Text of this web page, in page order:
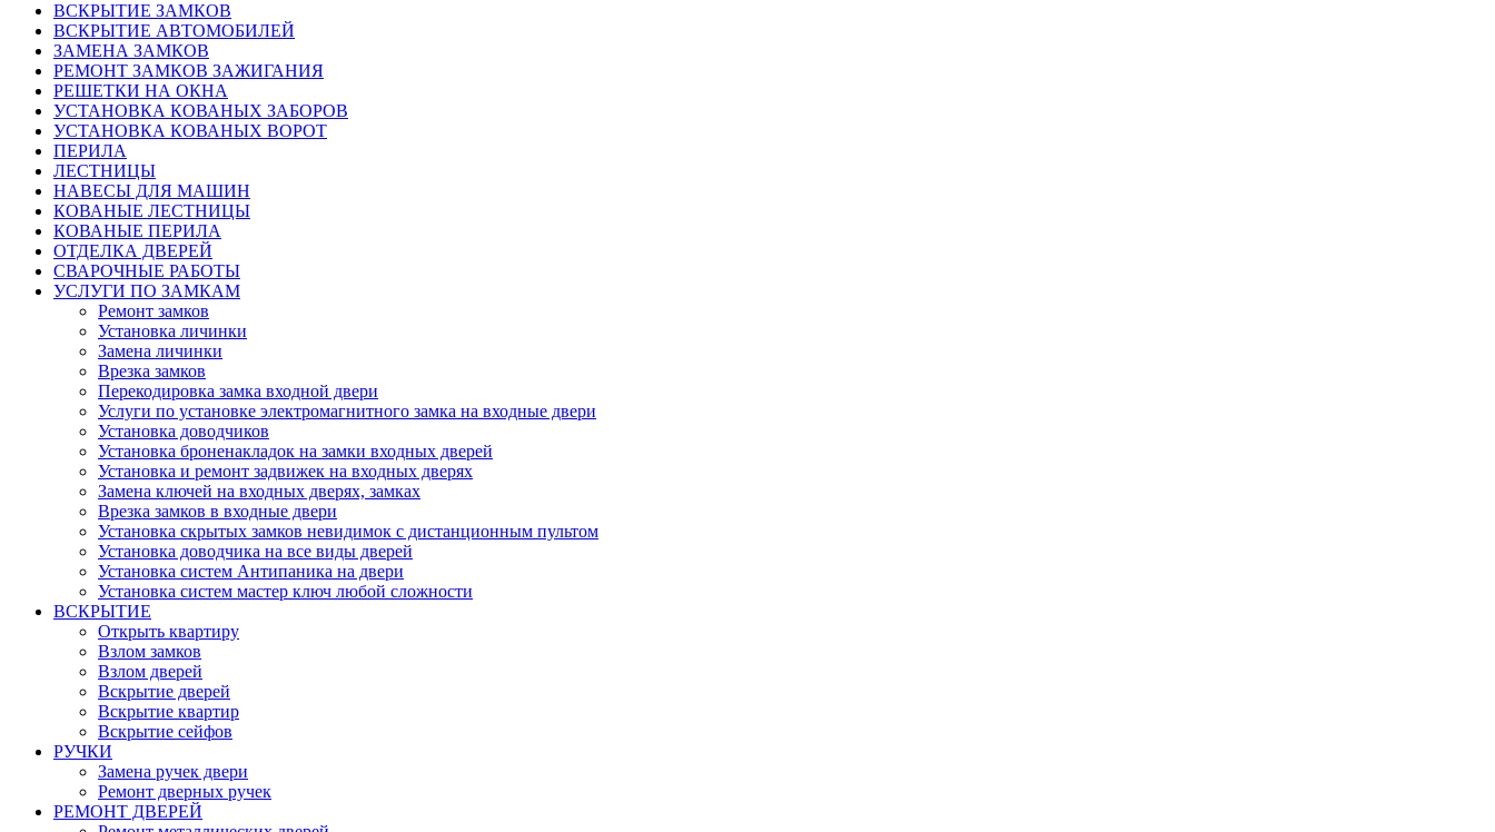
ВСКРЫТИЕ ЗАМКОВ
ВСКРЫТИЕ АВТОМОБИЛЕЙ
ЗАМЕНА ЗАМКОВ
РЕМОНТ ЗАМКОВ ЗАЖИГАНИЯ
РЕШЕТКИ НА ОКНА
УСТАНОВКА КОВАНЫХ ЗАБОРОВ
УСТАНОВКА КОВАНЫХ ВОРОТ
ПЕРИЛА
ЛЕСТНИЦЫ
НАВЕСЫ ДЛЯ МАШИН
КОВАНЫЕ ЛЕСТНИЦЫ
КОВАНЫЕ ПЕРИЛА
ОТДЕЛКА ДВЕРЕЙ
СВАРОЧНЫЕ РАБОТЫ
УСЛУГИ ПО ЗАМКАМ
Ремонт замков
Установка личинки
Замена личинки
Врезка замков
Перекодировка замка входной двери
Услуги по установке электромагнитного замка на входные двери
Установка доводчиков
Установка броненакладок на замки входных дверей
Установка и ремонт задвижек на входных дверях
Замена ключей на входных дверях, замках
Врезка замков в входные двери
Установка скрытых замков невидимок с дистанционным пультом
Установка доводчика на все виды дверей
Установка систем Антипаника на двери
Установка систем мастер ключ любой сложности
ВСКРЫТИЕ
Открыть квартиру
Взлом замков
Взлом дверей
Вскрытие дверей
Вскрытие квартир
Вскрытие сейфов
РУЧКИ
Замена ручек двери
Ремонт дверных ручек
РЕМОНТ ДВЕРЕЙ